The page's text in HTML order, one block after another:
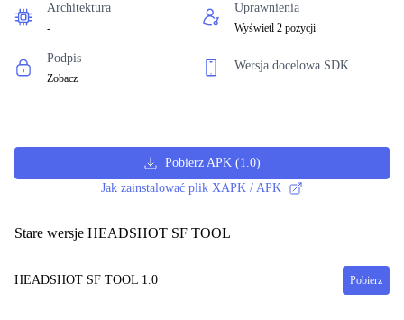
Architektura
-
Uprawnienia
Wyświetl 2 pozycji
Podpis
Zobacz
Wersja docelowa SDK
Pobierz APK(1.0)
Jak zainstalować plik XAPK / APK
Stare wersje HEADSHOT SF TOOL
HEADSHOT SF TOOL 1.0 Pobierz